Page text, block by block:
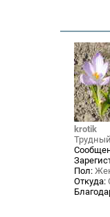
krotik
Пол:
Откуда: